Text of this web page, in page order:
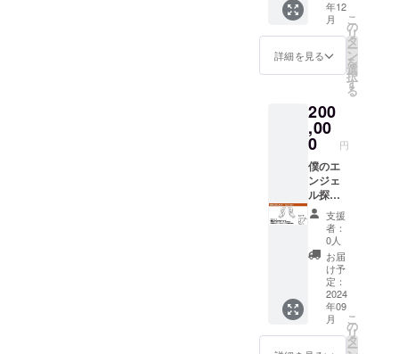
軽犯罪
法第1条
第2号に
止され
ていま
た、18
歳未満
の方は
本プロ
ジェク
トを支
援する
ことは
できま
せん。
いた場
合にお
返金は
いたし
川一人
での対
応とな
るた
る方に
は適さ
ないか
もしれ
ません
ので、
その点
ご理解
くださ
い。事
前に下
見を行
い、実
施が難
しい施
設の場
合は、
ろうけ
つ染め
技法で
熟練職
んを返
礼品と
して提
供いた
だきま
した。
白文字
で「心
より感
謝。」
と記さ
れたウ
グイス
色のこ
ののれ
んは、
柔らか
カー
（ス
テッ
カーサ
イズ：
約
50mm
） 京都
デニム
さまか
ら新た
に
「SIZU
KU
BAG」
をクラ
ウド
ファン
ディン
グの返
礼品と
してご
提供い
らしい
童仏ま
で皆様
に愛さ
れる仏
像を制
いと語
る三浦
耀山氏
の仏像
が特別
に返礼
品とし
てご用
意いた
だきま
した。
微笑ま
しい表
情で蓮
の花
（蓮
台）の
年12
月
詳細を見る
こ
の
リ
タ
ー
ン
を
選
択
す
る
200
,00
0 円
僕のエ
ンジェ
ル探し
てま
す。 も
し週末
工芸を
心から
応援し
たい人
向けの
スペ
シャル
支援
者：
0人
お届
け予
定：
2024
年09
月
こ
の
リ
タ
ー